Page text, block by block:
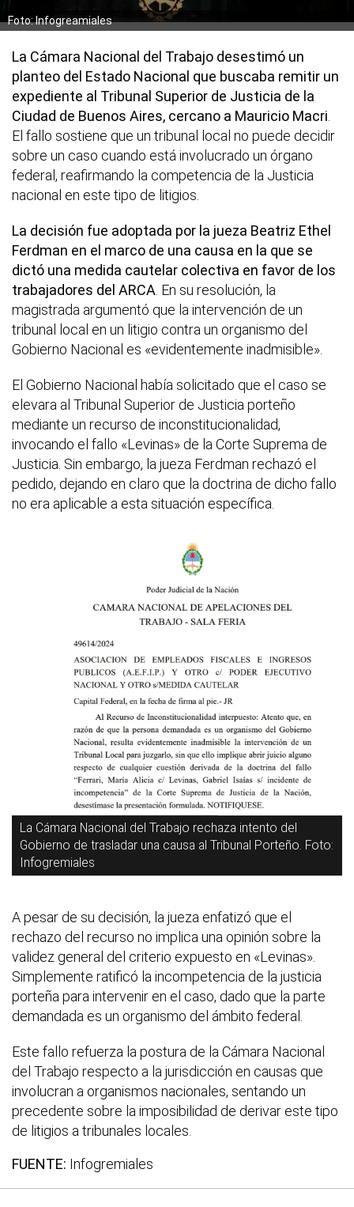
Foto: Infogreamiales
La Cámara Nacional del Trabajo desestimó un
planteo del Estado Nacional que buscaba remitir un
expediente al Tribunal Superior de Justicia de la
Ciudad de Buenos Aires, cercano a Mauricio Macri
El fallo sostiene que un tribunal local no puede decidir
sobre un caso cuando está involucrado un órgano
federal, reafirmando la competencia de la Justicia
nacional en este tipo de litigios.
La decisión fue adoptada por la jueza Beatriz Ethel
Ferdman en el marco de una causa en la que se
dictó una medida cautelar colectiva en favor de los
trabajadores del ARCA . En su resolución, la
magistrada argumentó que la intervención de un
tribunal local en un litigio contra un organismo del
Gobierno Nacional es «evidentemente inadmisible».
El Gobierno Nacional había solicitado que el caso se
elevara al Tribunal Superior de Justicia porteño
mediante un recurso de inconstitucionalidad,
invocando el fallo «Levinas» de la Corte Suprema de
Justicia. Sin embargo, la jueza Ferdman rechazó el
pedido, dejando en claro que la doctrina de dicho fallo
no era aplicable a esta situación específica.
La Cámara Nacional del Trabajo rechaza intento del
Gobierno de trasladar una causa al Tribunal Porteño. Foto:
Infogremiales
A pesar de su decisión, la jueza enfatizó que el
rechazo del recurso no implica una opinión sobre la
validez general del criterio expuesto en «Levinas».
Simplemente ratificó la incompetencia de la justicia
porteña para intervenir en el caso, dado que la parte
demandada es un organismo del ámbito federal.
Este fallo refuerza la postura de la Cámara Nacional
del Trabajo respecto a la jurisdicción en causas que
involucran a organismos nacionales, sentando un
precedente sobre la imposibilidad de derivar este tipo
de litigios a tribunales locales.
FUENTE: Infogremiales